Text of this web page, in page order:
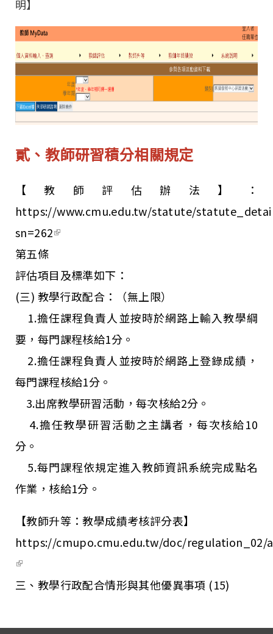
明】
貳、教師研習積分相關規定
【教師評估辦法】：
https://www.cmu.edu.tw/statute/
sn=262(link is external)
第五條
評估項目及標準如下：
(三) 教學行政配合：（無上限）
1.擔任課程負責人並按時於網路上輸入教學綱
要，每門課程核給1分。
2.擔任課程負責人並按時於網路上登錄成績，
每門課程核給1分。
3.出席教學研習活動，每次核給2分。
4.擔任教學研習活動之主講者，每次核給10
分。
5.每門課程依規定進入教師資訊系統完成點名
作業，核給1分。
【教師升等：教學成績考核評分表】
https://cmupo.cmu.edu.tw/doc/regulation_02/
(link is external)
三、教學行政配合情形與其他優異事項 (15)